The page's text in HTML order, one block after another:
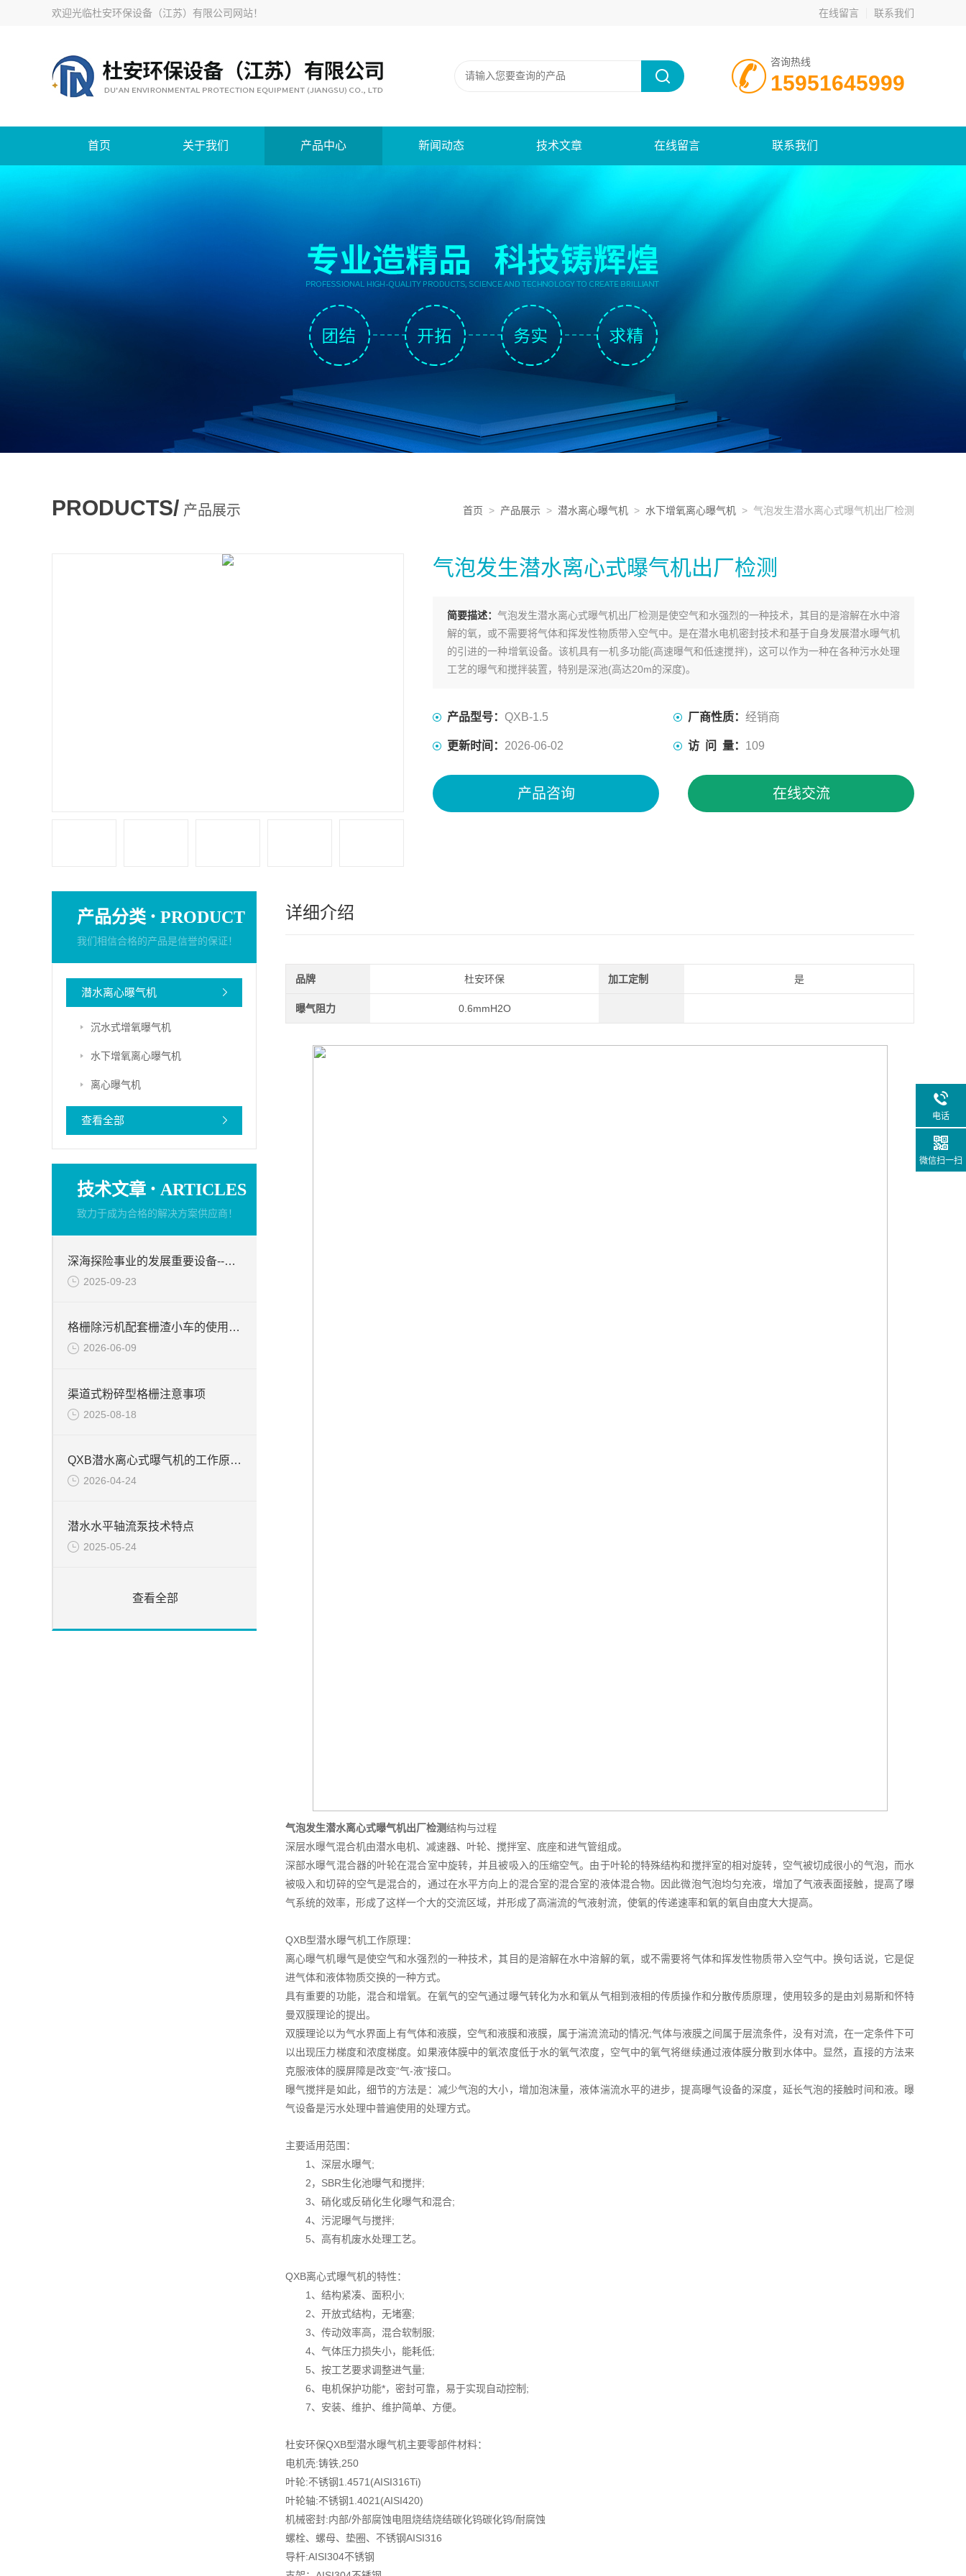
欢迎光临杜安环保设备（江苏）有限公司网站！ 在线留言 联系我们
咨询热线
15951645999
首页 关于我们 产品中心 新闻动态 技术文章 在线留言 联系我们
PRODUCTS/ 产品展示 首页 > 产品展示 > 潜水离心曝气机 > 水下增氧离心曝气机 > 气泡发生潜水离心式曝气机出厂检测
气泡发生潜水离心式曝气机出厂检测
简要描述： 气泡发生潜水离心式曝气机出厂检测是使空气和水强烈的一种技术，其目的是溶解在水中溶
解的氧，或不需要将气体和挥发性物质带入空气中。是在潜水电机密封技术和基于自身发展潜水曝气机
的引进的一种增氧设备。该机具有一机多功能(高速曝气和低速搅拌)，这可以作为一种在各种污水处理
工艺的曝气和搅拌装置，特别是深池(高达20m的深度)。
产品型号： QXB-1.5 厂商性质： 经销商
更新时间： 2026-06-02 访 问 量： 109
产品咨询 在线交流
产品分类 · PRODUCT
我们相信合格的产品是信誉的保证！
潜水离心曝气机
沉水式增氧曝气机
水下增氧离心曝气机
离心曝气机
查看全部
技术文章 · ARTICLES
致力于成为合格的解决方案供应商！
深海探险事业的发展重要设备--QDT低速潜水推进器
2025-09-23
格栅除污机配套栅渣小车的使用范围
2026-06-09
渠道式粉碎型格栅注意事项
2025-08-18
QXB潜水离心式曝气机的工作原理和结构特点
2026-04-24
潜水水平轴流泵技术特点
2025-05-24
查看全部
详细介绍
品牌 杜安环保 加工定制 是
曝气阻力 0.6mmH2O
气泡发生潜水离心式曝气机出厂检测结构与过程
深层水曝气混合机由潜水电机、减速器、叶轮、搅拌室、底座和进气管组成。
深部水曝气混合器的叶轮在混合室中旋转，并且被吸入的压缩空气。由于叶轮的特殊结构和搅拌室的相对旋转，空气被切成很小的气泡，而水
被吸入和切碎的空气是混合的，通过在水平方向上的混合室的混合室的液体混合物。因此微泡气泡均匀充液，增加了气液表面接触，提高了曝
气系统的效率，形成了这样一个大的交流区域，并形成了高湍流的气液射流，使氧的传递速率和氧的氧自由度大大提高。
QXB型潜水曝气机工作原理：
离心曝气机曝气是使空气和水强烈的一种技术，其目的是溶解在水中溶解的氧，或不需要将气体和挥发性物质带入空气中。换句话说，它是促
进气体和液体物质交换的一种方式。
具有重要的功能，混合和增氧。在氧气的空气通过曝气转化为水和氧从气相到液相的传质操作和分散传质原理，使用较多的是由刘易斯和怀特
曼双膜理论的提出。
双膜理论以为气水界面上有气体和液膜，空气和液膜和液膜，属于湍流流动的情况;气体与液膜之间属于层流条件，没有对流，在一定条件下可
以出现压力梯度和浓度梯度。如果液体膜中的氧浓度低于水的氧气浓度，空气中的氧气将继续通过液体膜分散到水体中。显然，直接的方法来
克服液体的膜屏障是改变“气-液"接口。
曝气搅拌是如此，细节的方法是：减少气泡的大小，增加泡沫量，液体湍流水平的进步，提高曝气设备的深度，延长气泡的接触时间和液。曝
气设备是污水处理中普遍使用的处理方式。
主要适用范围：
1、深层水曝气;
2，SBR生化池曝气和搅拌;
3、硝化或反硝化生化曝气和混合;
4、污泥曝气与搅拌;
5、高有机废水处理工艺。
QXB离心式曝气机的特性：
1、结构紧凑、面积小;
2、开放式结构，无堵塞;
3、传动效率高，混合软制服;
4、气体压力损失小，能耗低;
5、按工艺要求调整进气量;
6、电机保护功能*，密封可靠，易于实现自动控制;
7、安装、维护、维护简单、方便。
杜安环保QXB型潜水曝气机主要零部件材料：
电机壳:铸铁,250
叶轮:不锈钢1.4571(AISI316Ti)
叶轮轴:不锈钢1.4021(AISI420)
机械密封:内部/外部腐蚀电阻烧结烧结碳化钨碳化钨/耐腐蚀
螺栓、螺母、垫圈、不锈钢AISI316
导杆:AISI304不锈钢
电话
微信扫一扫